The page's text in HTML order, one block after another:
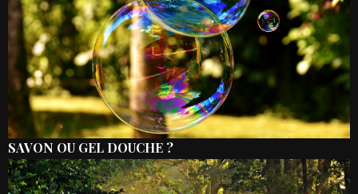
SAVON OU GEL DOUCHE ?